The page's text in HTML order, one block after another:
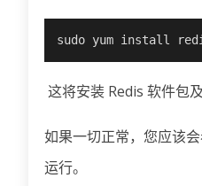
sudo yum install
这将安装 Redis 软件包
如果一切正常，您应该
运行。